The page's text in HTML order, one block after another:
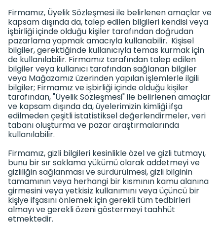
Firmamız, Üyelik Sözleşmesi ile belirlenen amaçlar ve
kapsam dışında da, talep edilen bilgileri kendisi veya
işbirliği içinde olduğu kişiler tarafından doğrudan
pazarlama yapmak amacıyla kullanabilir. Kişisel
bilgiler, gerektiğinde kullanıcıyla temas kurmak için
de kullanılabilir. Firmamız tarafından talep edilen
bilgiler veya kullanıcı tarafından sağlanan bilgiler
veya Mağazamız üzerinden yapılan işlemlerle ilgili
bilgiler; Firmamız ve işbirliği içinde olduğu kişiler
tarafından, "Üyelik Sözleşmesi" ile belirlenen amaçlar
ve kapsam dışında da, üyelerimizin kimliği ifşa
edilmeden çeşitli istatistiksel değerlendirmeler, veri
tabanı oluşturma ve pazar araştırmalarında
kullanılabilir.
Firmamız, gizli bilgileri kesinlikle özel ve gizli tutmayı,
bunu bir sır saklama yükümü olarak addetmeyi ve
gizliliğin sağlanması ve sürdürülmesi, gizli bilginin
tamamının veya herhangi bir kısmının kamu alanına
girmesini veya yetkisiz kullanımını veya üçüncü bir
kişiye ifşasını önlemek için gerekli tüm tedbirleri
almayı ve gerekli özeni göstermeyi taahhüt
etmektedir.